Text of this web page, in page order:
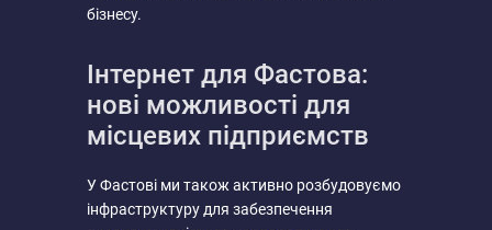
бізнесу.
Інтернет для Фастова:
нові можливості для
місцевих підприємств
У Фастові ми також активно розбудовуємо
інфраструктуру для забезпечення